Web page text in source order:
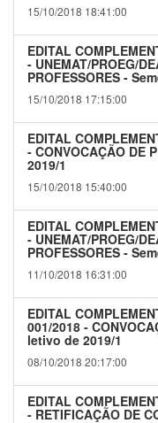
15/10/2018 18:41:00
EDITAL
- UNEMAT/PROEG/
PROFESSORES -
15/10/2018 17:15:00
EDITAL
- CONVOCAÇÃO DE
2019/1
15/10/2018 15:40:00
EDITAL
- UNEMAT/PROEG/
PROFESSORES -
11/10/2018 16:31:00
EDITAL
001/2018 -
letivo de 2019/1
08/10/2018 20:17:00
EDITAL
- RETIFICAÇÃO DE